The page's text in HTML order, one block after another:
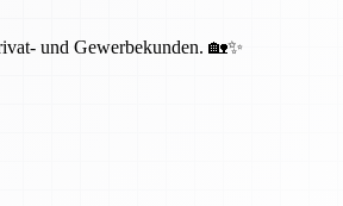
und Gewerbekunden. 🏡✨